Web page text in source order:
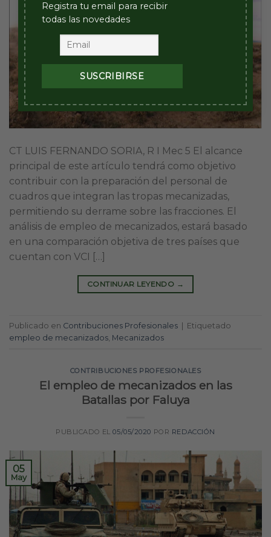
Registra tu email para recibir
todas las novedades
CT LUIS FERNANDO SORIA, R I Mec 5 El alcance
principal de este artículo tendrá como objetivo
contribuir con la preparación del personal de
cuadros que integran las tropas mecanizadas,
permitiendo su derrame sobre las fracciones. El
análisis de empleo de mecanizados, estará basado
en una comparación objetiva de tres países que
cuentan con VCI […]
CONTINUAR LEYENDO →
Publicado en Contribuciones Profesionales
Etiquetado
empleo de mecanizados Mecanizados
CONTRIBUCIONES PROFESIONALES
El empleo de mecanizados en las
Batallas por Faluya
PUBLICADO EL05/05/2020 POR REDACCIÓN
05
May